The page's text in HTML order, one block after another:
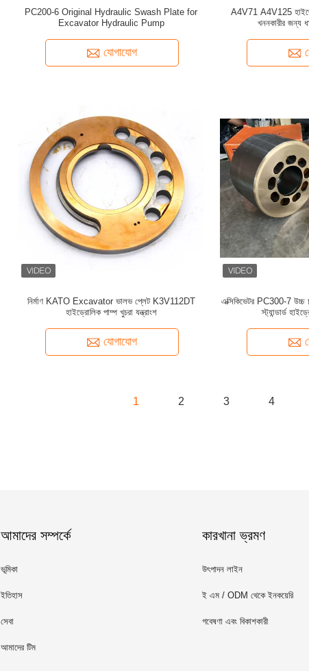
PC200-6 Original Hydraulic Swash Plate for
Excavator Hydraulic Pump
যোগাযোগ
A4V71 A4V125
খননকারীর জন্য
নির্মাণ KATO Excavator ভালভ প্লেট K3V112DT
হাইড্রোলিক পাম্প খুচরা যন্ত্রাংশ
যোগাযোগ
এক্সিকিভেটর PC300-7 উচ্চ
স্ট্যান্ডার্ড
1 2 3 4
আমাদের সম্পর্কে
ভূমিকা
ইতিহাস
সেবা
আমাদের টিম
কারখানা ভ্রমণ
উৎপাদন লাইন
ই এম / ODM থেকে ইনকয়েরি
গবেষণা এবং বিকাশকারী